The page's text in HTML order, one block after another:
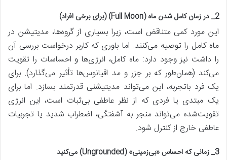
2_ در زمان کامل شدن ماه (Full Moon) (برای برخی افراد)
این مورد کمی متناقض است، زیرا بسیاری از گروه‌ها، مدیتیشن در
ماه کامل را توصیه می‌کنند. اما باوری که کاربر درخواست بررسی آن
را داشت نیز وجود دارد: ماه کامل، انرژی‌ها و احساسات را تقویت
می‌کند (همان‌طور که بر جزر و مد اقیانوس‌ها تأثیر می‌گذارد). برای
یک فرد باتجربه، این می‌تواند مدیتیشنی قدرتمند بسازد. اما برای
یک مبتدی یا فردی که از نظر عاطفی بی‌ثبات است، این انرژی
تقویت‌شده می‌تواند منجر به آشفتگی، اضطراب شدید یا تجربیات
عاطفی خارج از کنترل شود.
3_ زمانی که احساس «بی‌زمینی» (Ungrounded) می‌کنید